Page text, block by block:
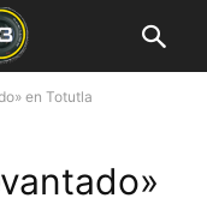
en Totutla